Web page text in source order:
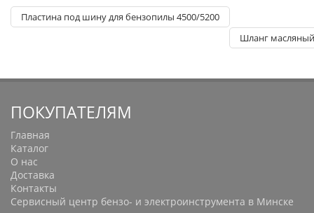
Пластина под шину для бензопилы 4500/5200
Шланг
ПОКУПАТЕЛЯМ
Главная
Каталог
О нас
Доставка
Контакты
Сервисный центр бензо- и электроинструмента в Минске